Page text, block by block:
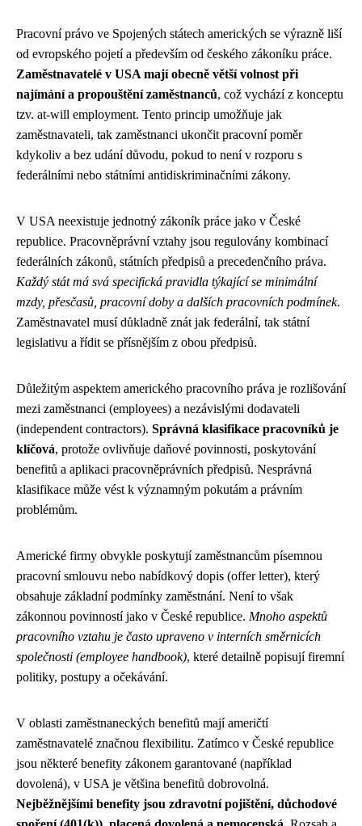
Pracovní právo ve Spojených státech amerických se výrazně liší
od evropského pojetí a především od českého zákoníku práce.
Zaměstnavatelé v USA mají obecně větší volnost při
najímání a propouštění zaměstnanců, což vychází z konceptu
tzv. at-will employment. Tento princip umožňuje jak
zaměstnavateli, tak zaměstnanci ukončit pracovní poměr
kdykoliv a bez udání důvodu, pokud to není v rozporu s
federálními nebo státními antidiskriminačními zákony.
V USA neexistuje jednotný zákoník práce jako v České
republice. Pracovněprávní vztahy jsou regulovány kombinací
federálních zákonů, státních předpisů a precedenčního práva.
Každý stát má svá specifická pravidla týkající se minimální
mzdy, přesčasů, pracovní doby a dalších pracovních podmínek.
Zaměstnavatel musí důkladně znát jak federální, tak státní
legislativu a řídit se přísnějším z obou předpisů.
Důležitým aspektem amerického pracovního práva je rozlišování
mezi zaměstnanci (employees) a nezávislými dodavateli
(independent contractors). Správná klasifikace pracovníků je
klíčová, protože ovlivňuje daňové povinnosti, poskytování
benefitů a aplikaci pracovněprávních předpisů. Nesprávná
klasifikace může vést k významným pokutám a právním
problémům.
Americké firmy obvykle poskytují zaměstnancům písemnou
pracovní smlouvu nebo nabídkový dopis (offer letter), který
obsahuje základní podmínky zaměstnání. Není to však
zákonnou povinností jako v České republice. Mnoho aspektů
pracovního vztahu je často upraveno v interních směrnicích
společnosti (employee handbook), které detailně popisují firemní
politiky, postupy a očekávání.
V oblasti zaměstnaneckých benefitů mají američtí
zaměstnavatelé značnou flexibilitu. Zatímco v České republice
jsou některé benefity zákonem garantované (například
dovolená), v USA je většina benefitů dobrovolná.
Nejběžnějšími benefity jsou zdravotní pojištění, důchodové